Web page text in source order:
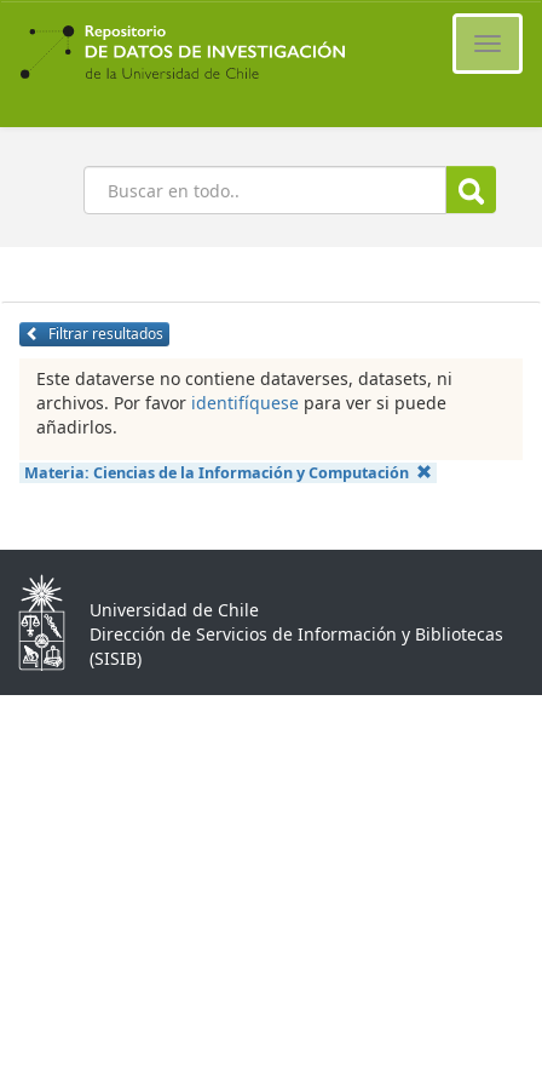
Ir
contenido
principal
Buscar
Filtrar resultados
Este dataverse no contiene dataverses, datasets, ni
archivos. Por favor identifíquese para ver si puede
añadirlos.
Materia: Ciencias de la Información y Computación
Universidad de Chile
Dirección de Servicios de Información y Bibliotecas
(SISIB)